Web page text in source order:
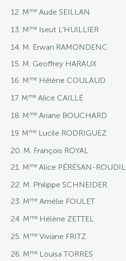
12. Mme Aude SEILLAN
13. Mme Iseut L’HUILLIER
14. M. Erwan RAMONDENC
15. M. Geoffrey HARAUX
16. Mme Hélène COULAUD
17. Mme Alice CAILLÉ
18. Mme Ariane BOUCHARD
19. Mme Lucile RODRIGUEZ
20. M. François ROYAL
21. Mme Alice PÉRÉSAN-ROUDIL
22. M. Philippe SCHNEIDER
23. Mme Amélie FOULET
24. Mme Hélène ZETTEL
25. Mme Viviane FRITZ
26. Mme Louisa TORRES